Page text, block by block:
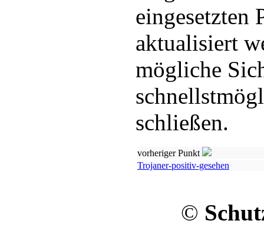
eingesetzten
aktualisiert
mögliche
schließen.
vorheriger Punkt
Trojaner-positiv-gesehen
©